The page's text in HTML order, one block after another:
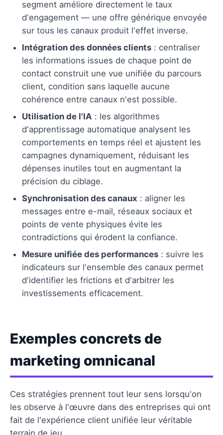
segment améliore directement le taux
d'engagement — une offre générique envoyée
sur tous les canaux produit l'effet inverse.
Intégration des données clients : centraliser
les informations issues de chaque point de
contact construit une vue unifiée du parcours
client, condition sans laquelle aucune
cohérence entre canaux n'est possible.
Utilisation de l'IA : les algorithmes
d'apprentissage automatique analysent les
comportements en temps réel et ajustent les
campagnes dynamiquement, réduisant les
dépenses inutiles tout en augmentant la
précision du ciblage.
Synchronisation des canaux : aligner les
messages entre e-mail, réseaux sociaux et
points de vente physiques évite les
contradictions qui érodent la confiance.
Mesure unifiée des performances : suivre les
indicateurs sur l'ensemble des canaux permet
d'identifier les frictions et d'arbitrer les
investissements efficacement.
Exemples concrets de
marketing omnicanal
Ces stratégies prennent tout leur sens lorsqu'on
les observe à l'œuvre dans des entreprises qui ont
fait de l'expérience client unifiée leur véritable
terrain de jeu.